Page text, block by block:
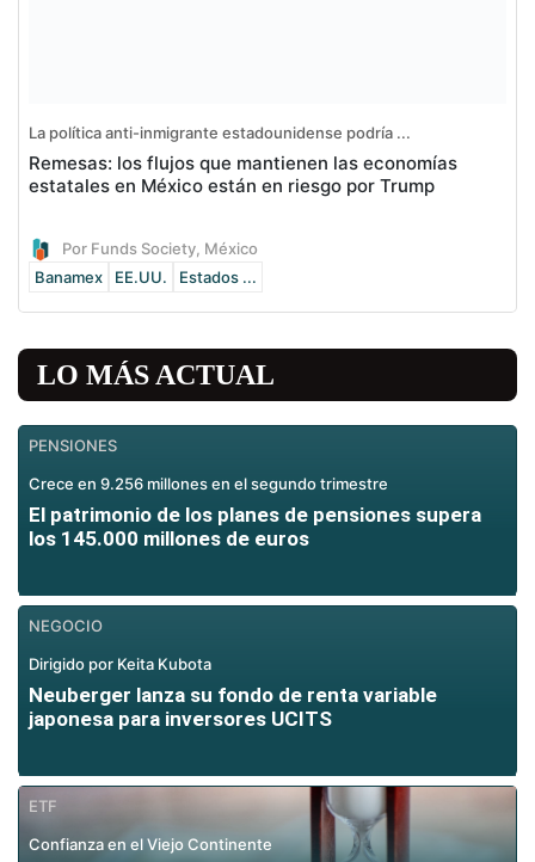
La política anti-inmigrante estadounidense podría ...
Remesas: los flujos que mantienen las economías
estatales en México están en riesgo por Trump
Por Funds Society, México
Banamex
EE.UU. Estados ...
LO MÁS ACTUAL
PENSIONES
Crece en 9.256 millones en el segundo trimestre
El patrimonio de los planes de pensiones supera
los 145.000 millones de euros
NEGOCIO
Dirigido por Keita Kubota
Neuberger lanza su fondo de renta variable
japonesa para inversores UCITS
ETF
Confianza en el Viejo Continente